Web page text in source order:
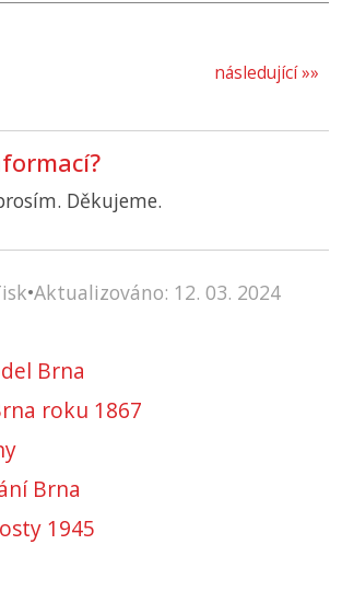
následující »»
Děkujeme.
•Aktualizováno: 12. 03. 2024
Brna
roku 1867
Brna
1945